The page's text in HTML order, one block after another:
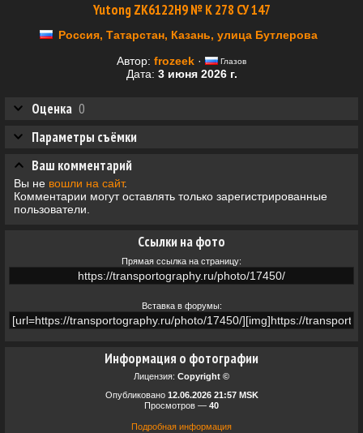
Yutong ZK6122H9 № К 278 СУ 147
Россия, Татарстан, Казань, улица Бутлерова
Автор: frozeek · Глазов
Дата: 3 июня 2026 г.
Информация о фотографии
Лицензия: Copyright ©
Опубликовано 12.06.2026 21:57 MSK
Просмотров — 40
Подробная информация
Оценка 0
Ссылки на фото
Прямая ссылка на страницу:
Вставка в форумы:
Параметры съёмки
Ваш комментарий
Вы не вошли на сайт.
Комментарии могут оставлять только зарегистрированные
пользователи.